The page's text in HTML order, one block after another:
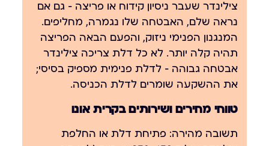
צילינדר שעבר ניסיון קידוח או פריצה — גם אם
נראה שלם, האבטחה שלו נגמרה, מחליפים.
המנגנון הפנימי ניזוק, והפעם הבאה הפריצה
תהיה קלה יותר. לא כל דלת צריכה צילינדר
אבטחה גבוהה — לדלת פנימית מספיק בסיסי;
את ההשקעה שומרים לדלת הכניסה.
טווחי מחירים ושירותים בקרית אונו
תשובה מהירה: פתיחת דלת או החלפת